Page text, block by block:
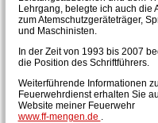
Lehrgang, belegte ich auch die
zum Atemschutzgeräteträger,
und Maschinisten.
In der Zeit von 1993 bis 2007
die Position des Schriftführers.
Weiterführende Informationen
Feuerwehrdienst erhalten Sie
Website meiner Feuerwehr
www.ff-mengen.de .